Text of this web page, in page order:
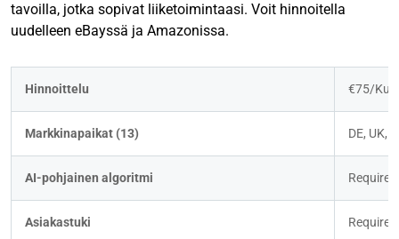
tavoilla, jotka sopivat liiketoimintaasi. Voit hinnoitella
uudelleen eBayssä ja Amazonissa.
Hinnoittelu €75/
Markkinapaikat (13) DE, UK,
AI-pohjainen algoritmi Requires
Asiakastuki Requires